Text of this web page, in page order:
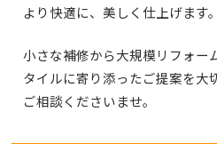
より快適に、美しく仕上げます。
小さな補修から大規模リフォー
タイルに寄り添ったご提案を大
ご相談くださいませ。